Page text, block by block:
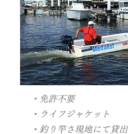
・免許不要
・ライフジャケット
・釣り竿さ現地にて貸出